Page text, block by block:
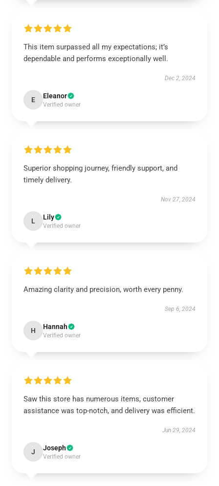
This item surpassed all my expectations; it’s
dependable and performs exceptionally well.
Dec 2, 2024
E Eleanor
Verified owner
Superior shopping journey, friendly support, and
timely delivery.
Nov 27, 2024
L Lily
Verified owner
Amazing clarity and precision, worth every penny.
Sep 6, 2024
H Hannah
Verified owner
Saw this store has numerous items, customer
assistance was top-notch, and delivery was efficient.
Jun 29, 2024
J Joseph
Verified owner